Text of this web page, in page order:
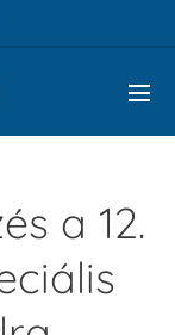
a 12.